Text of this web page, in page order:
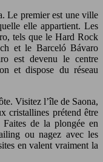
Le premier est une ville
elle appartient. Les
tels que le Hard Rock
et le Barceló Bávaro
est devenu le centre
et dispose du réseau
Visitez l’île de Saona,
cristallines prétend être
de la plongée en
ou nagez avec les
en valent vraiment la